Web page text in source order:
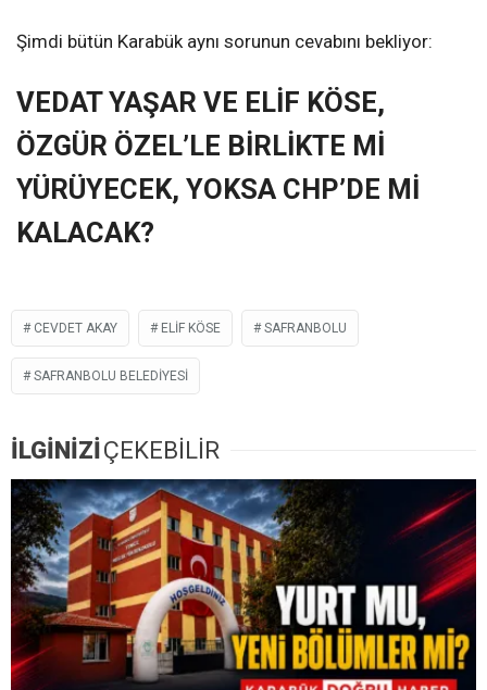
Şimdi bütün Karabük aynı sorunun cevabını bekliyor:
VEDAT YAŞAR VE ELİF KÖSE,
ÖZGÜR ÖZEL’LE BİRLİKTE Mİ
YÜRÜYECEK, YOKSA CHP’DE Mİ
KALACAK?
CEVDET AKAY ELIF KÖSE SAFRANBOLU
SAFRANBOLU BELEDIYESI
İLGİNİZİ ÇEKEBİLİR